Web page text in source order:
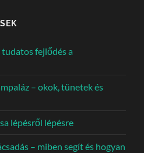
fejlődés a
– okok, tünetek és
lépésről lépésre
– miben segít és hogyan